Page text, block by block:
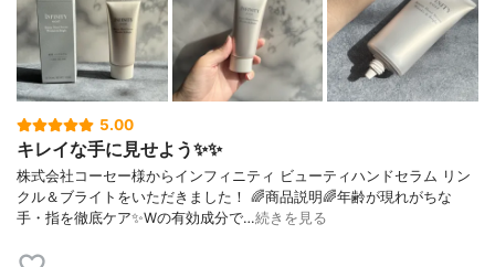
5.00
キレイな手に見せよう✨✨
株式会社コーセー様からインフィニティ ビューティハンドセラム リン
クル＆ブライトをいただきました！ 🌈商品説明🌈年齢が現れがちな
手・指を徹底ケア✨Wの有効成分で…続きを見る